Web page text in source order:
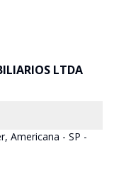
LTDA
Americana - SP -